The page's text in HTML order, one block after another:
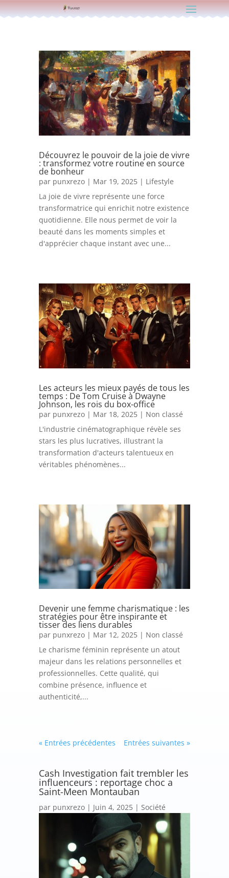
Découvrez le pouvoir de la joie de vivre
: transformez votre routine en source
de bonheur
par punxrezo | Mar 19, 2025 | Lifestyle
La joie de vivre représente une force
transformatrice qui enrichit notre existence
quotidienne. Elle nous permet de voir la
beauté dans les moments simples et
d'apprécier chaque instant avec une...
Les acteurs les mieux payés de tous les
temps : De Tom Cruise à Dwayne
Johnson, les rois du box-office
par punxrezo | Mar 18, 2025 | Non classé
L'industrie cinématographique révèle ses
stars les plus lucratives, illustrant la
transformation d'acteurs talentueux en
véritables phénomènes...
Devenir une femme charismatique : les
stratégies pour être inspirante et
tisser des liens durables
par punxrezo | Mar 12, 2025 | Non classé
Le charisme féminin représente un atout
majeur dans les relations personnelles et
professionnelles. Cette qualité, qui
combine présence, influence et
authenticité,...
« Entrées précédentes Entrées suivantes »
Cash Investigation fait trembler les
influenceurs : reportage choc a
Saint-Meen Montauban
par punxrezo | Juin 4, 2025 |Société